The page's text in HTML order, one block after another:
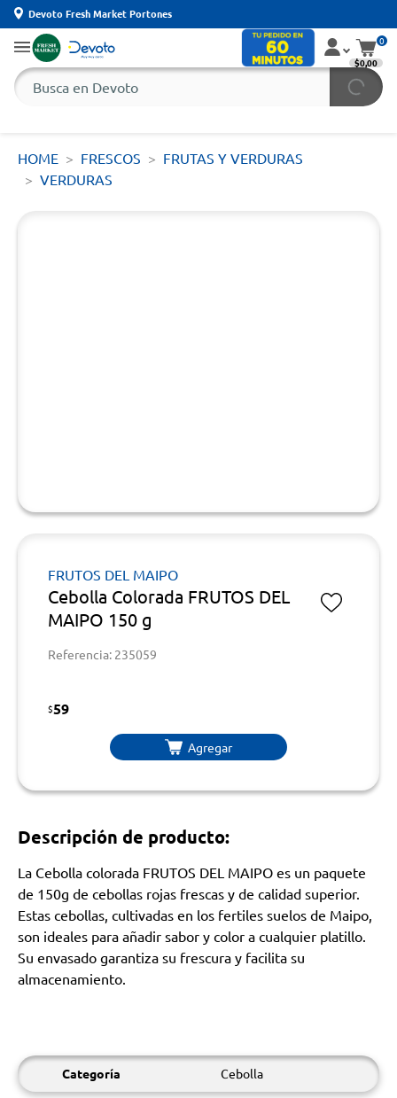
Devoto Fresh Market Portones
0
$0,00
HOME FRESCOS
FRUTAS Y VERDURAS
VERDURAS
FRUTOS DEL MAIPO
Cebolla Colorada FRUTOS DEL
MAIPO 150 g
Referencia: 235059
$59
Agregar
Descripción de producto:
La Cebolla colorada FRUTOS DEL MAIPO es un paquete
de 150g de cebollas rojas frescas y de calidad superior.
Estas cebollas, cultivadas en los fertiles suelos de Maipo,
son ideales para añadir sabor y color a cualquier platillo.
Su envasado garantiza su frescura y facilita su
almacenamiento.
Categoría Cebolla